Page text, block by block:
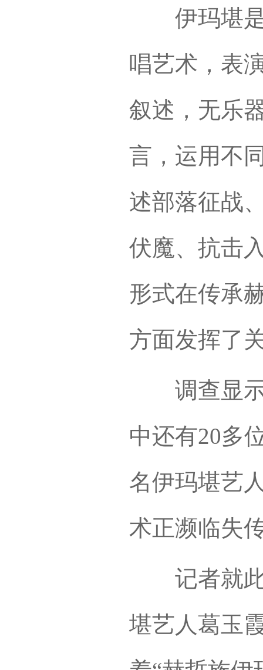
伊玛堪是
唱艺术，表
叙述，无乐
言，运用不
述部落征战
伏魔、抗击
形式在传承
方面发挥了
调查显示
中还有20多
名伊玛堪艺
术正濒临失
记者就此
堪艺人葛玉